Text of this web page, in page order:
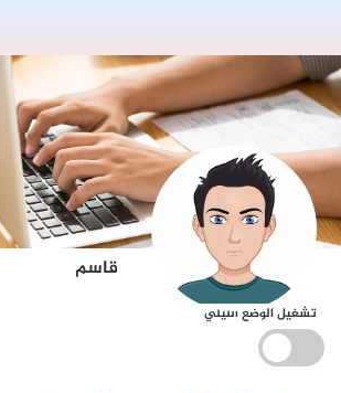
قاسم
تشغيل الوضع الليلي